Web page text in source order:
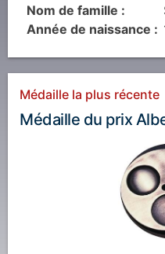
Nom de famille :
Année de naissance :
Médaille la plus récente
Médaille du prix